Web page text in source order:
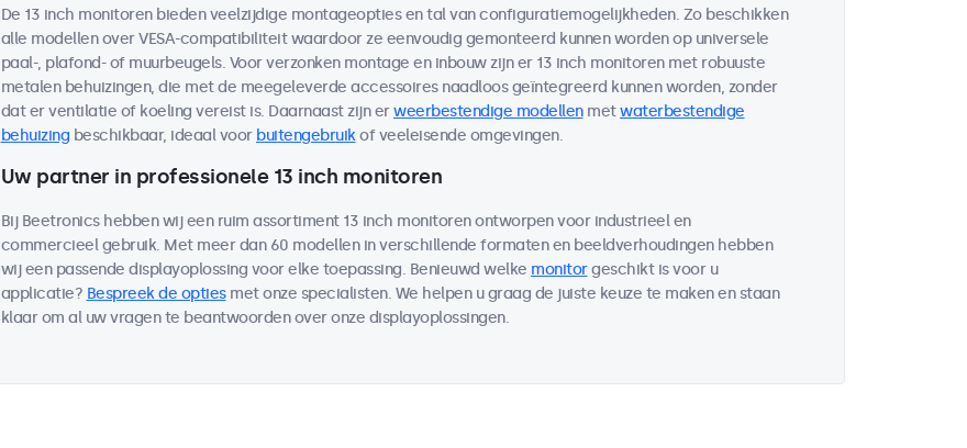
De 13 inch monitoren bieden veelzijdige montageopties en tal van configuratiemogelijkheden. Zo beschikken
alle modellen over VESA-compatibiliteit waardoor ze eenvoudig gemonteerd kunnen worden op universele
paal-, plafond- of muurbeugels. Voor verzonken montage en inbouw zijn er 13 inch monitoren met robuuste
metalen behuizingen, die met de meegeleverde accessoires naadloos geïntegreerd kunnen worden, zonder
dat er ventilatie of koeling vereist is. Daarnaast zijn erweerbestendige modellenmetwaterbestendige
behuizing beschikbaar, ideaal voor buitengebruikof veeleisende omgevingen.
Uw partner in professionele 13 inch monitoren
Bij Beetronics hebben wij een ruim assortiment 13 inch monitoren ontworpen voor industrieel en
commercieel gebruik. Met meer dan 60 modellen in verschillende formaten en beeldverhoudingen hebben
wij een passende displayoplossing voor elke toepassing. Benieuwd welke monitorgeschikt is voor u
applicatie? Bespreek de optiesmet onze specialisten. We helpen u graag de juiste keuze te maken en staan
klaar om al uw vragen te beantwoorden over onze displayoplossingen.